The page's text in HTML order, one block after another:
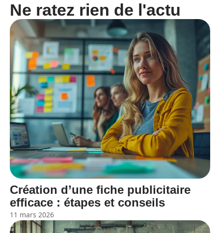
Ne ratez rien de l'actu
Création d’une fiche publicitaire
efficace : étapes et conseils
11 mars 2026